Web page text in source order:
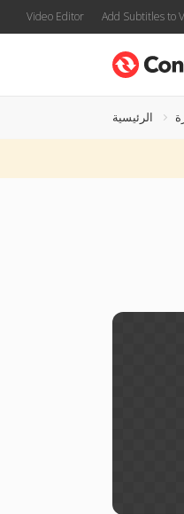
Video Editor Add Subtitles to
الرئيسية